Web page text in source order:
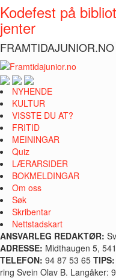
Kodefest på
jenter
FRAMTIDAJUNIOR.NO
NYHENDE
KULTUR
VISSTE DU AT?
FRITID
MEININGAR
Quiz
LÆRARSIDER
BOKMELDINGAR
Om oss
Søk
Skribentar
Nettstadskart
ANSVARLEG REDAKTØR:
ADRESSE: Midthaugen 5,
TELEFON: 94 87 53 65 TIPS:
ring Svein Olav B. Langåker: